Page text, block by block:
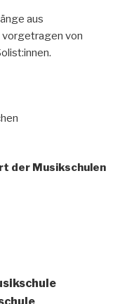
aus
vorgetragen von
der Musikschulen